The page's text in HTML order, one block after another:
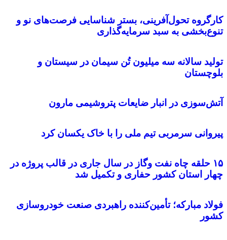
کارگروه تحول‌آفرینی، بستر شناسایی فرصت‌های نو و
تنوع‌بخشی به سبد سرمایه‌گذاری
تولید سالانه سه میلیون تُن سیمان در سیستان و
بلوچستان
آتش‌سوزی در انبار ضایعات پتروشیمی مارون
پیروانی سرمربی تیم ملی را با خاک یکسان کرد
۱۵ حلقه چاه نفت وگاز در سال جاری در قالب پروژه در
چهار استان کشور حفاری و تکمیل شد
فولاد مباركه؛ تأمین‌كننده راهبردی صنعت خودروسازی
كشور